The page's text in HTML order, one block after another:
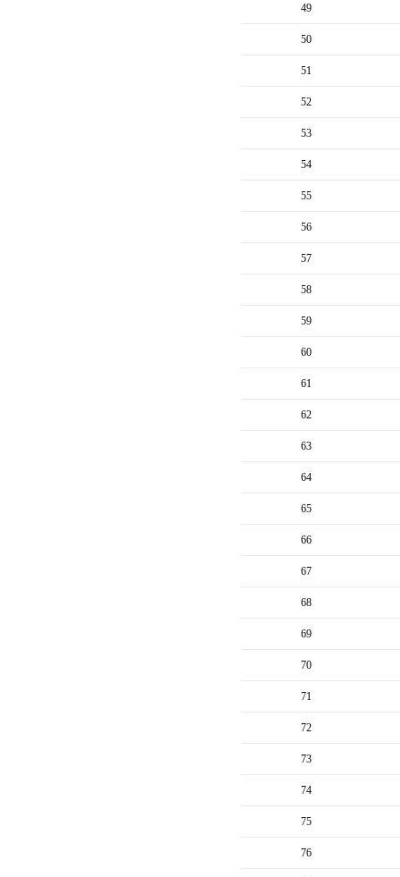
49
50
51
52
53
54
55
56
57
58
59
60
61
62
63
64
65
66
67
68
69
70
71
72
73
74
75
76